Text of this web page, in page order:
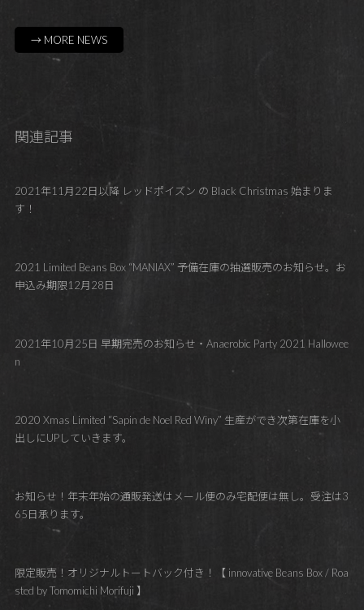
→ MORE NEWS
関連記事
2021年11月22日以降 レッドポイズン の Black Christmas 始まりま
す！
2021 Limited Beans Box “MANIAX” 予備在庫の抽選販売のお知らせ。お
申込み期限12月28日
2021年10月25日 早期完売のお知らせ・Anaerobic Party 2021 Hallowee
n
2020 Xmas Limited “Sapin de Noel Red Winy” 生産ができ次第在庫を小
出しにUPしていきます。
お知らせ！年末年始の通販発送はメール便のみ宅配便は無し。受注は3
65日承ります。
限定販売！オリジナルトートバック付き！【 innovative Beans Box / Roa
sted by Tomomichi Morifuji 】